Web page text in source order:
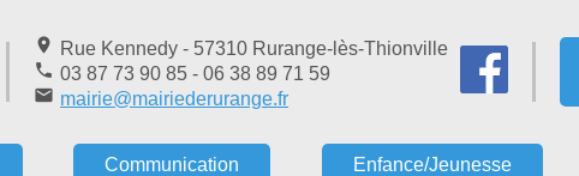
place Rue Kennedy - 57310 Rurange-lès-Thionville
phone 03 87 73 90 85 - 06 38 89 71 59
email mairie@mairiederurange.fr
Communication Enfance/Jeunesse